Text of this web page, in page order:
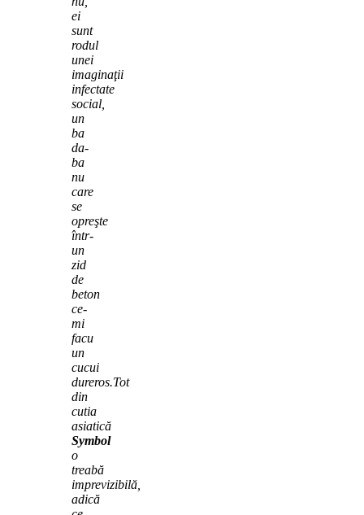
ei
sunt
rodul
unei
imaginaţii
infectate
social,
un
ba
da-
ba
nu
care
se
opreşte
într-
un
zid
de
beton
ce-
mi
facu
un
cucui
dureros.Tot
din
cutia
asiatică
Symbol
o
treabă
imprevizibilă,
adică